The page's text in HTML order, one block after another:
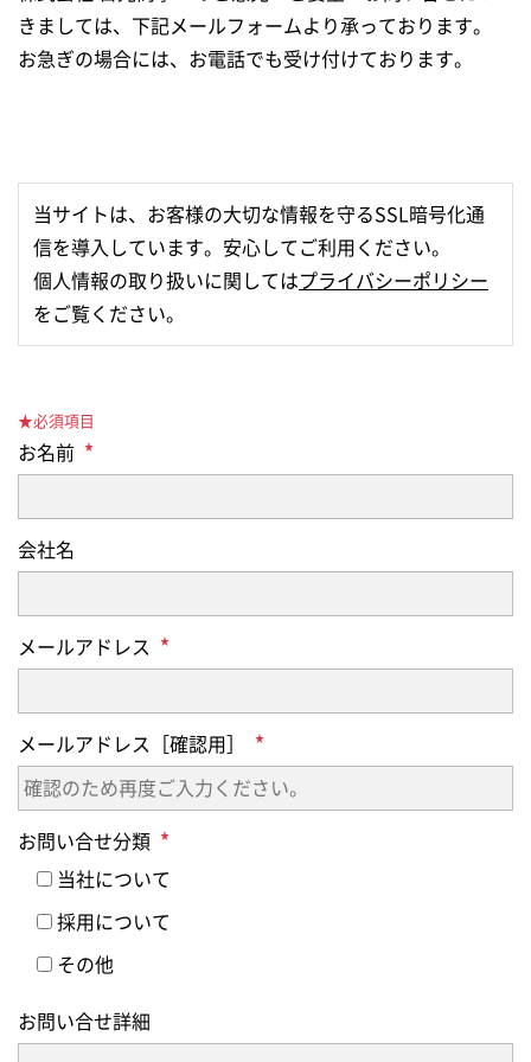
きましては、下記メールフォームより承っております。
お急ぎの場合には、お電話でも受け付けております。
当サイトは、お客様の大切な情報を守るSSL暗号化通
信を導入しています。安心してご利用ください。
個人情報の取り扱いに関してはプライバシーポリシー
をご覧ください。
★必須項目
お名前
会社名
メールアドレス
メールアドレス［確認用］
お問い合せ分類
当社について
採用について
その他
お問い合せ詳細